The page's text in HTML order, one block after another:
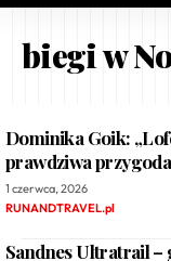
biegi w
Dominika Goik:
prawdziwa
1 czerwca, 2026
RUNANDTRAVEL.pl
Sandnes Ultratrail